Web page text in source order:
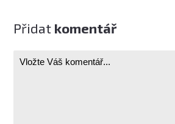
Přidat komentář